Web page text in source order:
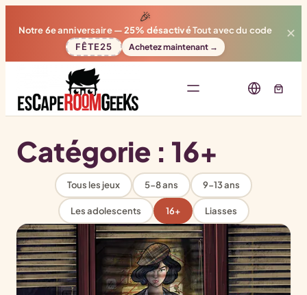
🎉
Notre 6e anniversaire —25% désactivéTout avec du code
FÊTE25
Achetez maintenant →
✕
Catégorie : 16+
Tous les jeux 5-8 ans 9-13 ans
Les adolescents 16+ Liasses